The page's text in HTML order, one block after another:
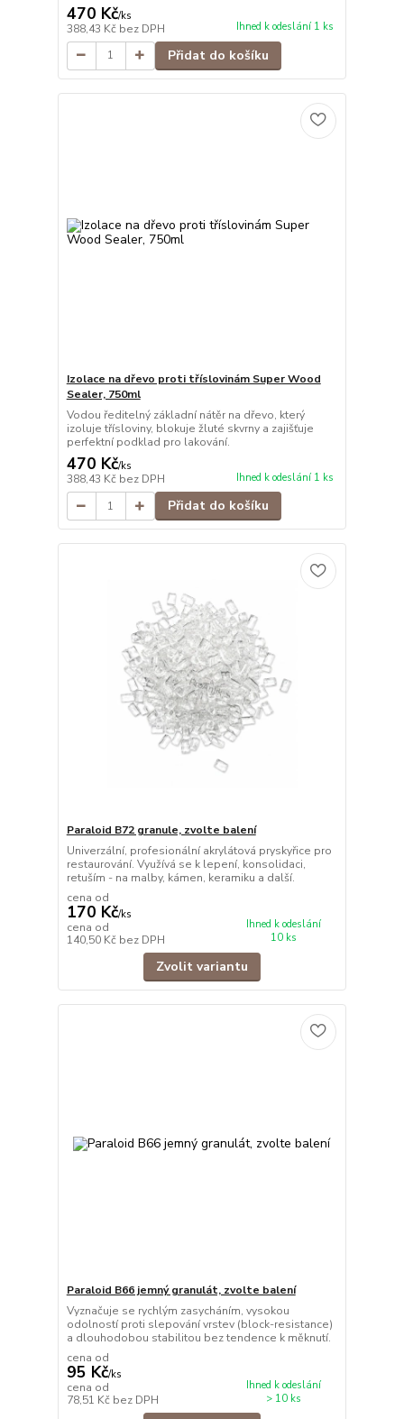
470 Kč/ks
388,43 Kč bez DPH Ihned k odeslání 1 ks
Přidat do košíku
Izolace na dřevo proti tříslovinám Super Wood
Sealer, 750ml
Vodou ředitelný základní nátěr na dřevo, který
izoluje třísloviny, blokuje žluté skvrny a zajišťuje
perfektní podklad pro lakování.
470 Kč/ks
388,43 Kč bez DPH Ihned k odeslání 1 ks
Přidat do košíku
Paraloid B72 granule, zvolte balení
Univerzální, profesionální akrylátová pryskyřice pro
restaurování. Využívá se k lepení, konsolidaci,
retuším - na malby, kámen, keramiku a další.
cena od
170 Kč/ks
cena od
140,50 Kč bez DPH
Ihned k odeslání
10 ks
Zvolit variantu
Paraloid B66 jemný granulát, zvolte balení
Vyznačuje se rychlým zasycháním, vysokou
odolností proti slepování vrstev (block-resistance)
a dlouhodobou stabilitou bez tendence k měknutí.
cena od
95 Kč/ks
cena od
78,51 Kč bez DPH
Ihned k odeslání
> 10 ks